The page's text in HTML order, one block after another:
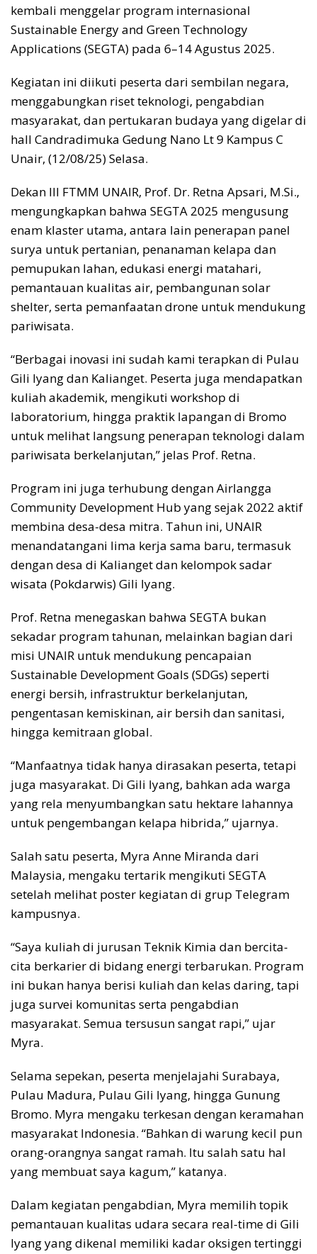
kembali menggelar program internasional
Sustainable Energy and Green Technology
Applications (SEGTA) pada 6–14 Agustus 2025.
Kegiatan ini diikuti peserta dari sembilan negara,
menggabungkan riset teknologi, pengabdian
masyarakat, dan pertukaran budaya yang digelar di
hall Candradimuka Gedung Nano Lt 9 Kampus C
Unair, (12/08/25) Selasa.
Dekan III FTMM UNAIR, Prof. Dr. Retna Apsari, M.Si.,
mengungkapkan bahwa SEGTA 2025 mengusung
enam klaster utama, antara lain penerapan panel
surya untuk pertanian, penanaman kelapa dan
pemupukan lahan, edukasi energi matahari,
pemantauan kualitas air, pembangunan solar
shelter, serta pemanfaatan drone untuk mendukung
pariwisata.
“Berbagai inovasi ini sudah kami terapkan di Pulau
Gili Iyang dan Kalianget. Peserta juga mendapatkan
kuliah akademik, mengikuti workshop di
laboratorium, hingga praktik lapangan di Bromo
untuk melihat langsung penerapan teknologi dalam
pariwisata berkelanjutan,” jelas Prof. Retna.
Program ini juga terhubung dengan Airlangga
Community Development Hub yang sejak 2022 aktif
membina desa-desa mitra. Tahun ini, UNAIR
menandatangani lima kerja sama baru, termasuk
dengan desa di Kalianget dan kelompok sadar
wisata (Pokdarwis) Gili Iyang.
Prof. Retna menegaskan bahwa SEGTA bukan
sekadar program tahunan, melainkan bagian dari
misi UNAIR untuk mendukung pencapaian
Sustainable Development Goals (SDGs) seperti
energi bersih, infrastruktur berkelanjutan,
pengentasan kemiskinan, air bersih dan sanitasi,
hingga kemitraan global.
“Manfaatnya tidak hanya dirasakan peserta, tetapi
juga masyarakat. Di Gili Iyang, bahkan ada warga
yang rela menyumbangkan satu hektare lahannya
untuk pengembangan kelapa hibrida,” ujarnya.
Salah satu peserta, Myra Anne Miranda dari
Malaysia, mengaku tertarik mengikuti SEGTA
setelah melihat poster kegiatan di grup Telegram
kampusnya.
“Saya kuliah di jurusan Teknik Kimia dan bercita-
cita berkarier di bidang energi terbarukan. Program
ini bukan hanya berisi kuliah dan kelas daring, tapi
juga survei komunitas serta pengabdian
masyarakat. Semua tersusun sangat rapi,” ujar
Myra.
Selama sepekan, peserta menjelajahi Surabaya,
Pulau Madura, Pulau Gili Iyang, hingga Gunung
Bromo. Myra mengaku terkesan dengan keramahan
masyarakat Indonesia. “Bahkan di warung kecil pun
orang-orangnya sangat ramah. Itu salah satu hal
yang membuat saya kagum,” katanya.
Dalam kegiatan pengabdian, Myra memilih topik
pemantauan kualitas udara secara real-time di Gili
Iyang yang dikenal memiliki kadar oksigen tertinggi